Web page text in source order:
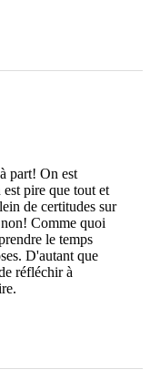
part! On est
est pire que tout et
de certitudes sur
Comme quoi
le temps
D'autant que
réfléchir à